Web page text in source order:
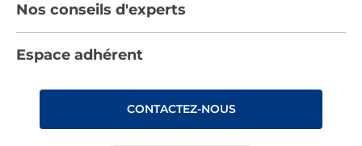
Devenez adhérent
Les Bâtisseurs du Sport
Déclaration d’accessibilité : non conforme
Nos catalogues
Rencontres
Nos conseils d'experts
Espace adhérent
CONTACTEZ-NOUS